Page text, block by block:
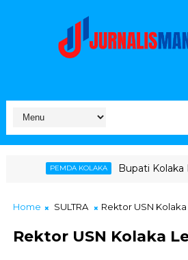
Bupati Kolaka Buka Suara
Home SULTRA Rektor USN Kolaka
Rektor USN Kolaka